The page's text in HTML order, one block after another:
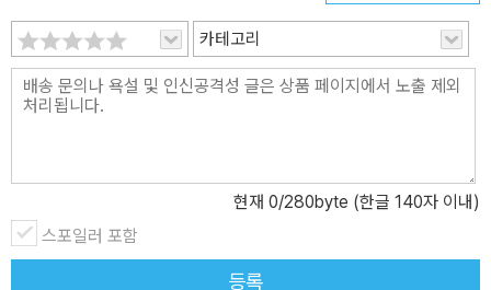
지에 몰린 사람들, 뒤처진 사람들, 그럼에도 다시 한 번 살아 보겠노라
발버둥치는 사람들이었으며, 이는 시간과 공간이 바뀐 2011년 대한
민국에 사는 바로 <오늘을 사는 우리들의 이야기>인 것이다. 75권 완
독 리뷰에 도전한 문학 기자도 2008년 독일 일간지 「프랑크푸르터
편씩, 매그레 장편 75권을 모두 읽고 일주일에 한 번씩 기사를 쓰는
것이었다. 아무리 책을 읽는 것이 직업인 기자라 할지라도 75권의 시
리즈를 모두, 그것도 일주일에 한 편씩 읽는 것은 가히 <마라톤>에 비
카테고리
현재 0/280byte (한글 140자 이내)
스포일러 포함
등록